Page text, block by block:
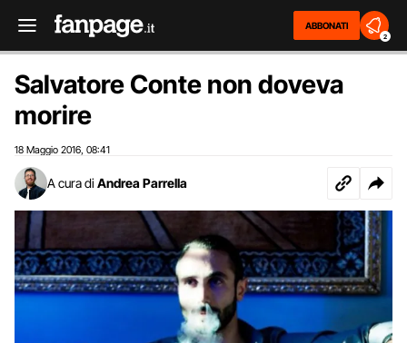
ABBONATI
2
Salvatore Conte non doveva
morire
18 Maggio 2016 08:41
A cura di Andrea Parrella